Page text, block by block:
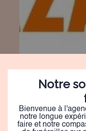
Notre
Bienvenue à
notre longue
faire et notre